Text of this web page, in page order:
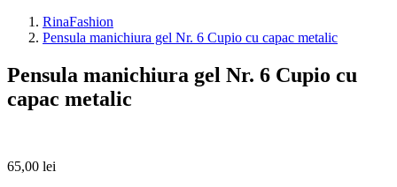
RinaFashion
Pensula manichiura gel Nr. 6 Cupio cu capac metalic
Pensula manichiura gel Nr. 6 Cupio cu
capac metalic
65,00 lei